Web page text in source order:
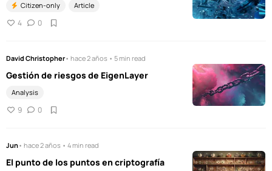
Citizen-only Article
4 0
David Christopher• hace 2 años • 5 min read
Gestión de riesgos de EigenLayer
Analysis
9 0
Jun• hace 2 años • 4 min read
El punto de los puntos en criptografía